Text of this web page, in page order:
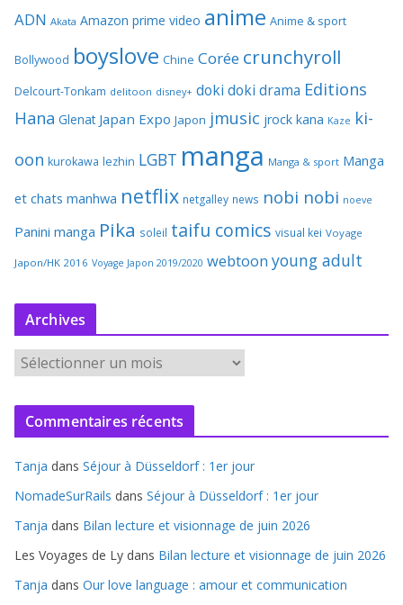
ADN Akata Amazon prime video anime Anime & sport
Bollywood boyslove Chine Corée crunchyroll
Delcourt-Tonkam delitoon disney+ doki doki drama Editions
Hana Glenat Japan Expo Japon jmusic jrock kana Kaze ki-
oon kurokawa lezhin LGBT manga Manga & sport Manga
et chats manhwa netflix netgalley news nobi nobi noeve
Panini manga Pika soleil taifu comics visual kei Voyage
Japon/HK 2016 Voyage Japon 2019/2020 webtoon young adult
Archives
r
c
v
e
Commentaires récents
Tanja dans Séjour à Düsseldorf : 1er jour
NomadeSurRails dans Séjour à Düsseldorf : 1er jour
Tanja dans Bilan lecture et visionnage de juin 2026
Les Voyages de Ly dans Bilan lecture et visionnage de juin 2026
Tanja dans Our love language : amour et communication